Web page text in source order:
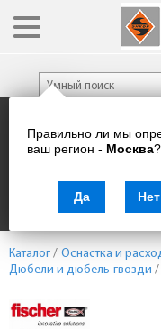
Правильно ли мы
ваш регион - Москва?
Да Нет
Каталог
Каталог / Оснастка и
Дюбели и дюбель-гвозди /